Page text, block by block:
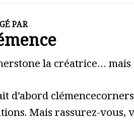
PAR
la créatrice…
d’abord
Mais rassurez-vous,